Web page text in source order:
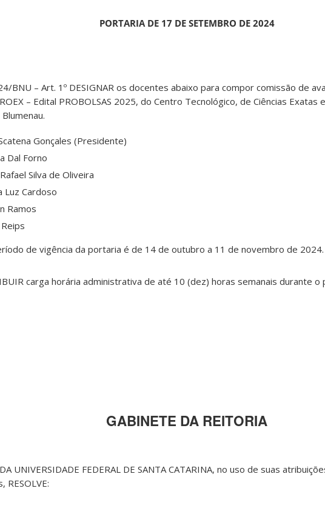
PORTARIA DE 17 DE SETEMBRO DE 2024
BNU – Art. 1º DESIGNAR os docentes abaixo para compor comissão de
– Edital PROBOLSAS 2025, do Centro Tecnológico, de Ciências Exatas
Gonçales (Presidente)
Dal Forno
Silva de Oliveira
Luz Cardoso
Ramos
de vigência da portaria é de 14 de outubro a 11 de novembro de 2024.
carga horária administrativa de até 10 (dez) horas semanais durante o
GABINETE DA REITORIA
UNIVERSIDADE FEDERAL DE SANTA CATARINA, no uso de suas
RESOLVE: